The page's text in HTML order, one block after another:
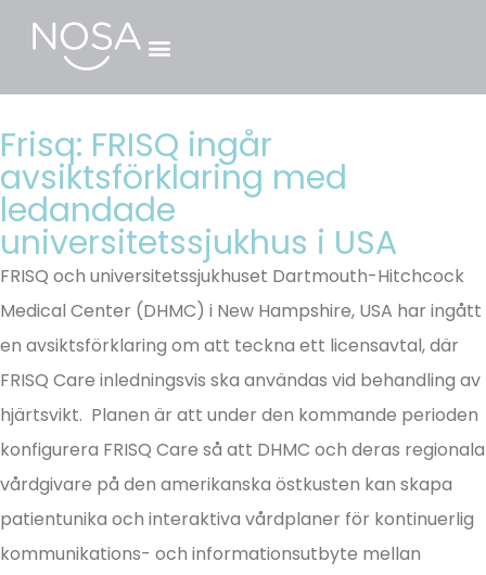
Frisq: FRISQ ingår
avsiktsförklaring med
ledandade
universitetssjukhus i USA
FRISQ och universitetssjukhuset Dartmouth-Hitchcock
Medical Center (DHMC) i New Hampshire, USA har ingått
en avsiktsförklaring om att teckna ett licensavtal, där
FRISQ Care inledningsvis ska användas vid behandling av
hjärtsvikt. Planen är att under den kommande perioden
konfigurera FRISQ Care så att DHMC och deras regionala
vårdgivare på den amerikanska östkusten kan skapa
patientunika och interaktiva vårdplaner för kontinuerlig
kommunikations- och informationsutbyte mellan